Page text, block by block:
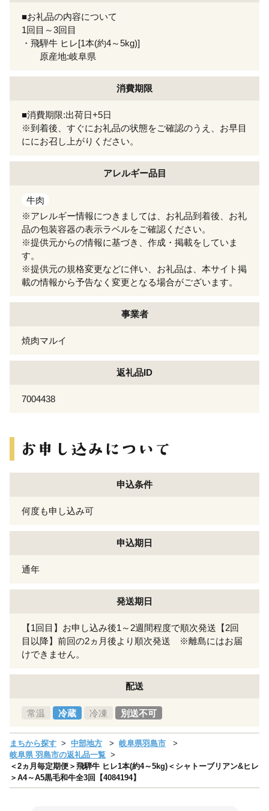
■お礼品の内容について
1回目～3回目
・飛騨牛 ヒレ[1本(約4～5kg)]
原産地:岐阜県
消費期限
■消費期限:出荷日+5日
※到着後、すぐにお礼品の状態をご確認のうえ、お早目
ににお召し上がりください。
アレルギー品目
牛肉
※アレルギー情報につきましては、お礼品到着後、お礼
品の包装容器の表示ラベルをご確認ください。
※提供元からの情報に基づき、作成・掲載をしていま
す。
※提供元の規格変更などに伴い、お礼品は、本サイト掲
載の情報から予告なく変更となる場合がございます。
事業者
焼肉マルイ
返礼品ID
7004438
申込条件
何度も申し込み可
申込期日
通年
発送期日
【1回目】お申し込み後1～2週間程度で順次発送【2回
目以降】前回の2ヵ月後より順次発送 ※離島にはお届
けできません。
配送
常温 冷蔵 冷凍 別送不可
まちから探す 中部地方
岐阜県羽島市
岐阜県 羽島市の返礼品一覧
＜2ヵ月毎定期便＞飛騨牛 ヒレ1本(約4～5kg)＜シャトーブリアン&ヒレ
＞A4～A5黒毛和牛全3回【4084194】